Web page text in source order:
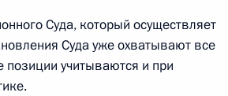
Суда, который осуществляет
Суда уже охватывают все
учитываются и при